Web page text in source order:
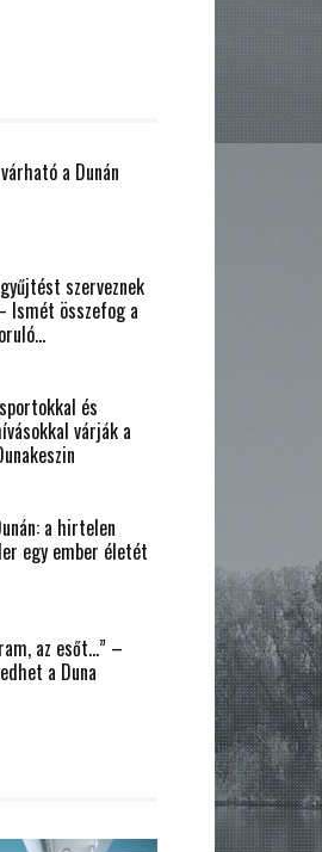
a Dunán
szerveznek
Ismét összefog a
és
várják a
a hirtelen
egy ember életét
az esőt…” –
a Duna